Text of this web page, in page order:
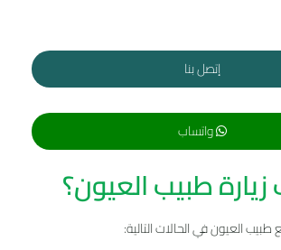
إتصل بنا
واتساب
طبيب العيون؟
العيون في الحالات التالية: